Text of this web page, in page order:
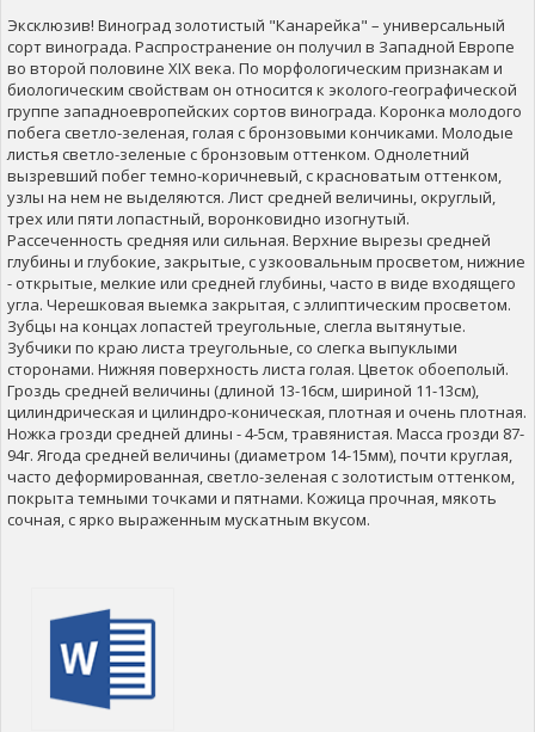
Эксклюзив! Виноград золотистый "Канарейка" – универсальный
сорт винограда. Распространение он получил в Западной Европе
во второй половине XIX века. По морфологическим признакам и
биологическим свойствам он относится к эколого-географической
группе западноевропейских сортов винограда. Коронка молодого
побега светло-зеленая, голая с бронзовыми кончиками. Молодые
листья светло-зеленые с бронзовым оттенком. Однолетний
вызревший побег темно-коричневый, с красноватым оттенком,
узлы на нем не выделяются. Лист средней величины, округлый,
трех или пяти лопастный, воронковидно изогнутый.
Рассеченность средняя или сильная. Верхние вырезы средней
глубины и глубокие, закрытые, с узкоовальным просветом, нижние
- открытые, мелкие или средней глубины, часто в виде входящего
угла. Черешковая выемка закрытая, с эллиптическим просветом.
Зубцы на концах лопастей треугольные, слегла вытянутые.
Зубчики по краю листа треугольные, со слегка выпуклыми
сторонами. Нижняя поверхность листа голая. Цветок обоеполый.
Гроздь средней величины (длиной 13-16см, шириной 11-13см),
цилиндрическая и цилиндро-коническая, плотная и очень плотная.
Ножка грозди средней длины - 4-5см, травянистая. Масса грозди 87-
94г. Ягода средней величины (диаметром 14-15мм), почти круглая,
часто деформированная, светло-зеленая с золотистым оттенком,
покрыта темными точками и пятнами. Кожица прочная, мякоть
сочная, с ярко выраженным мускатным вкусом.